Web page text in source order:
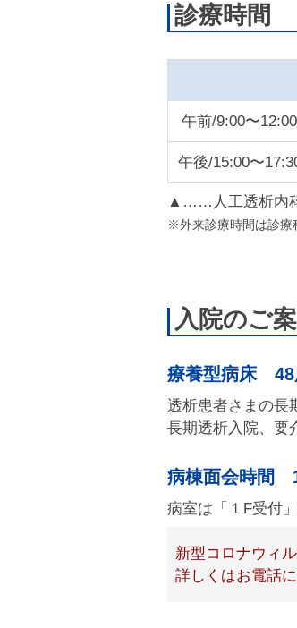
診療時間
午前/9:00〜12:00
午後/15:00〜
▲……人工透析内
※外来診療時間は診療
入院のご
療養型病床 48
透析患者さまの長
長期透析入院、要
病棟面会時間
病室は「１F受付
新型コロナウィ
詳しくはお電話